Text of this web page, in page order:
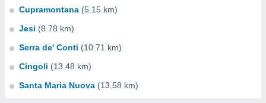
Cupramontana (5.15 km)
Jesi (8.78 km)
Serra de' Conti (10.71 km)
Cingoli (13.48 km)
Santa Maria Nuova (13.58 km)